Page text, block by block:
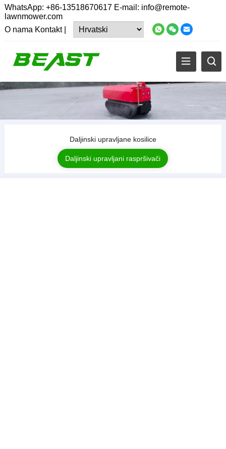
WhatsApp: +86-13518670617E-mail: info@remote-
lawnmower.com
O nama Kontakt|
Daljinski upravljane kosilice
Daljinski upravljani raspršivači